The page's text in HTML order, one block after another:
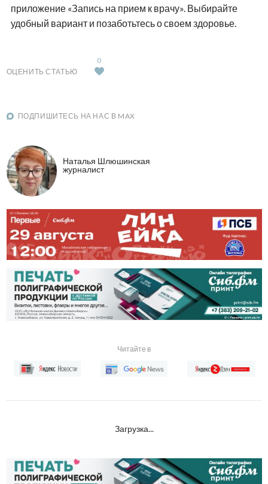
приложение «Запись на прием к врачу». Выбирайте
удобный вариант и позаботьтесь о своем здоровье.
ОЦЕНИТЬ СТАТЬЮ
0
ПОДПИШИТЕСЬ НА НАС В MAX
Наталья Шлюшинская
журналист
Читайте в
Загрузка...